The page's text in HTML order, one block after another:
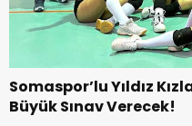
Somaspor’lu Yıldız
Büyük Sınav Verecek!